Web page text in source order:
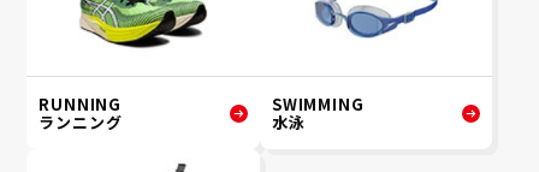
RUNNING
ランニング
SWIMMING
水泳